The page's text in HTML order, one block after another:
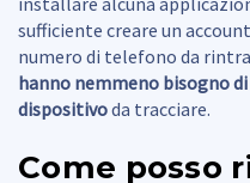
sufficiente creare un
numero di telefono da
hanno nemmeno bisogno
dispositivoda tracciare.
Come posso